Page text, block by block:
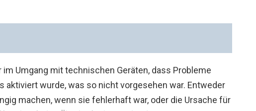
Umgang mit technischen Geräten, dass Probleme
aktiviert wurde, was so nicht vorgesehen war. Entweder
machen, wenn sie fehlerhaft war, oder die Ursache für